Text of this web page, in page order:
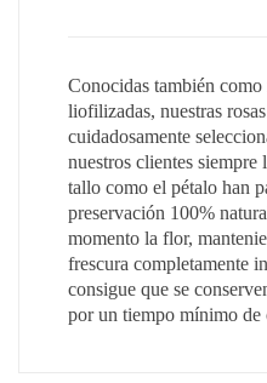
Conocidas también como
liofilizadas, nuestras
cuidadosamente
nuestros clientes
tallo como el pétalo han
preservación 100%
momento la flor,
frescura completamente
consigue que se
por un tiempo mínimo de